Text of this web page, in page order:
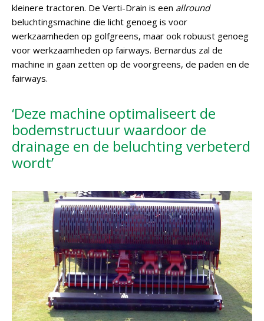
kleinere tractoren. De Verti-Drain is een allround
beluchtingsmachine die licht genoeg is voor
werkzaamheden op golfgreens, maar ook robuust genoeg
voor werkzaamheden op fairways. Bernardus zal de
machine in gaan zetten op de voorgreens, de paden en de
fairways.
‘Deze machine optimaliseert de
bodemstructuur waardoor de
drainage en de beluchting verbeterd
wordt’